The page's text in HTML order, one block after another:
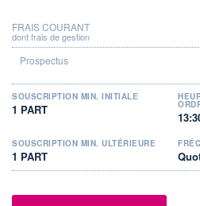
FRAIS COURANT
dont frais de gestion
SOUSCRIPTION MIN. INITIALE
1 PART
SOUSCRIPTION MIN. ULTÉRIEURE
1 PART